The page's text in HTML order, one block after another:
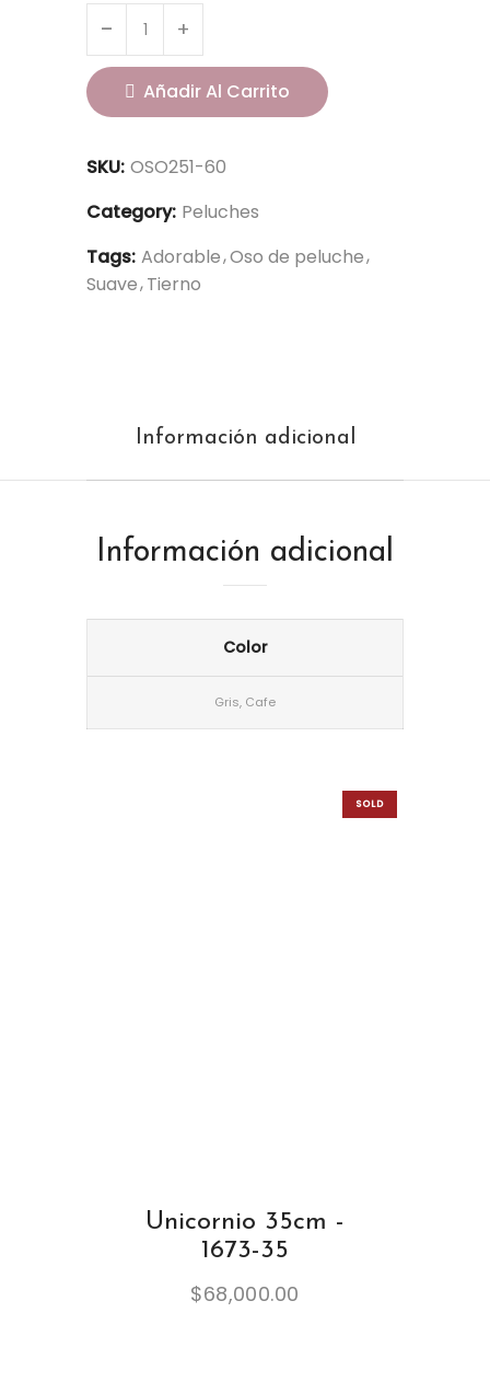
Añadir Al Carrito
SKU: OSO251-60
Category: Peluches
Tags: Adorable Oso de peluche
Suave Tierno
Información adicional
Información adicional
Color
Gris, Cafe
SOLD
Unicornio 35cm -
1673-35
$68,000.00